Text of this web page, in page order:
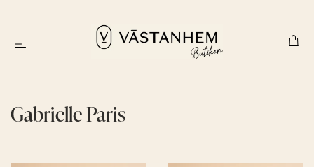
Gabrielle Paris